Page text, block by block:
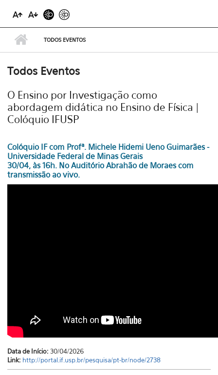
TODOS EVENTOS
Todos Eventos
O Ensino por Investigação como
abordagem didática no Ensino de Física |
Colóquio IFUSP
Colóquio IF com Profª. Michele Hidemi Ueno Guimarães -
Universidade Federal de Minas Gerais
30/04, às 16h. No Auditório Abrahão de Moraes com
transmissão ao vivo.
Data de Início: 30/04/2026
Link: http://portal.if.usp.br/pesquisa/pt-br/node/2738